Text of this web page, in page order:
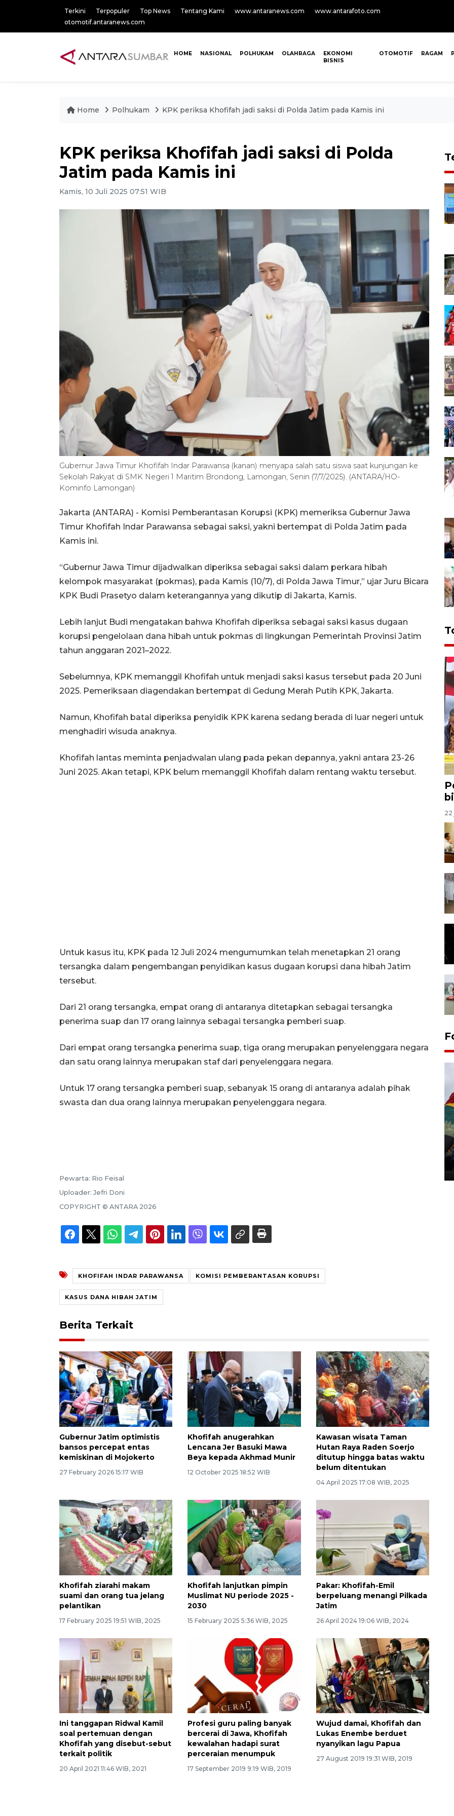
Terkini Terpopuler Top News Tentang Kami www.antaranews.com
www.antarafoto.com
otomotif.antaranews.com
HOME NASIONAL POLHUKAM OLAHRAGA
EKONOMI
BISNIS
OTOMOTIF RAGAM
Home Polhukam KPK periksa Khofifah jadi saksi di Polda Jatim pada Kamis ini
KPK periksa Khofifah jadi saksi di Polda
Jatim pada Kamis ini
Kamis, 10 Juli 2025 07:51 WIB
Gubernur Jawa Timur Khofifah Indar Parawansa (kanan) menyapa salah satu siswa saat kunjungan ke
Sekolah Rakyat di SMK Negeri 1 Maritim Brondong, Lamongan, Senin (7/7/2025). (ANTARA/HO-
Kominfo Lamongan)
Jakarta (ANTARA) - Komisi Pemberantasan Korupsi (KPK) memeriksa Gubernur Jawa
Timur Khofifah Indar Parawansa sebagai saksi, yakni bertempat di Polda Jatim pada
Kamis ini.
“Gubernur Jawa Timur dijadwalkan diperiksa sebagai saksi dalam perkara hibah
kelompok masyarakat (pokmas), pada Kamis (10/7), di Polda Jawa Timur,” ujar Juru Bicara
KPK Budi Prasetyo dalam keterangannya yang dikutip di Jakarta, Kamis.
Lebih lanjut Budi mengatakan bahwa Khofifah diperiksa sebagai saksi kasus dugaan
korupsi pengelolaan dana hibah untuk pokmas di lingkungan Pemerintah Provinsi Jatim
tahun anggaran 2021–2022.
Sebelumnya, KPK memanggil Khofifah untuk menjadi saksi kasus tersebut pada 20 Juni
2025. Pemeriksaan diagendakan bertempat di Gedung Merah Putih KPK, Jakarta.
Namun, Khofifah batal diperiksa penyidik KPK karena sedang berada di luar negeri untuk
menghadiri wisuda anaknya.
Khofifah lantas meminta penjadwalan ulang pada pekan depannya, yakni antara 23-26
Juni 2025. Akan tetapi, KPK belum memanggil Khofifah dalam rentang waktu tersebut.
Untuk kasus itu, KPK pada 12 Juli 2024 mengumumkan telah menetapkan 21 orang
tersangka dalam pengembangan penyidikan kasus dugaan korupsi dana hibah Jatim
tersebut.
Dari 21 orang tersangka, empat orang di antaranya ditetapkan sebagai tersangka
penerima suap dan 17 orang lainnya sebagai tersangka pemberi suap.
Dari empat orang tersangka penerima suap, tiga orang merupakan penyelenggara negara
dan satu orang lainnya merupakan staf dari penyelenggara negara.
Untuk 17 orang tersangka pemberi suap, sebanyak 15 orang di antaranya adalah pihak
swasta dan dua orang lainnya merupakan penyelenggara negara.
Pewarta: Rio Feisal
Uploader: Jefri Doni
COPYRIGHT © ANTARA 2026
KHOFIFAH INDAR PARAWANSA KOMISI PEMBERANTASAN KORUPSI
KASUS DANA HIBAH JATIM
Berita Terkait
Gubernur Jatim optimistis
bansos percepat entas
kemiskinan di Mojokerto
27 February 2026 15:17 WIB
Khofifah anugerahkan
Lencana Jer Basuki Mawa
Beya kepada Akhmad Munir
12 October 2025 18:52 WIB
Kawasan wisata Taman
Hutan Raya Raden Soerjo
ditutup hingga batas waktu
belum ditentukan
04 April 2025 17:08 WIB, 2025
Khofifah ziarahi makam
suami dan orang tua jelang
pelantikan
17 February 2025 19:51 WIB, 2025
Khofifah lanjutkan pimpin
Muslimat NU periode 2025 -
2030
15 February 2025 5:36 WIB, 2025
Pakar: Khofifah-Emil
berpeluang menangi Pilkada
Jatim
26 April 2024 19:06 WIB, 2024
Ini tanggapan Ridwal Kamil
soal pertemuan dengan
Khofifah yang disebut-sebut
terkait politik
20 April 2021 11:46 WIB, 2021
Profesi guru paling banyak
bercerai di Jawa, Khofifah
kewalahan hadapi surat
perceraian menumpuk
17 September 2019 9:19 WIB, 2019
Wujud damai, Khofifah dan
Lukas Enembe berduet
nyanyikan lagu Papua
27 August 2019 19:31 WIB, 2019
22